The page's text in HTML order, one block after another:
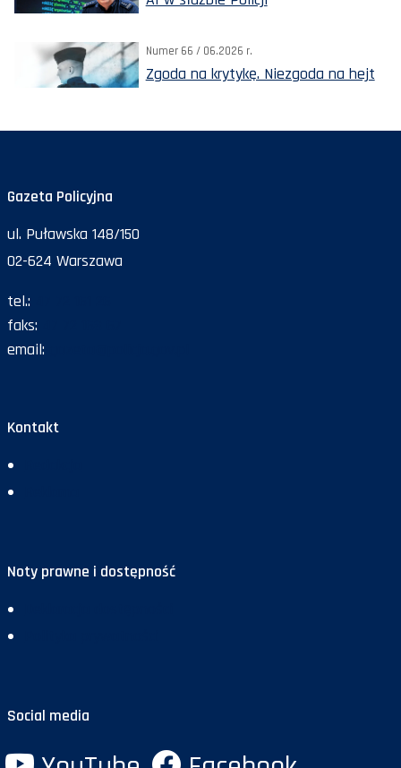
Numer 66 / 06.2026 r.
Zgoda na krytykę. Niezgoda na hejt
Gazeta Policyjna
ul. Puławska 148/150
02-624 Warszawa
tel.:
faks:
email:
Kontakt
Noty prawne i dostępność
Social media